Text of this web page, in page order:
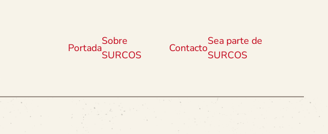
Portada
Sobre
SURCOS
Contacto
Sea parte de
SURCOS